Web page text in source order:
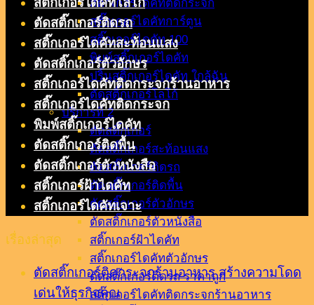
สติ๊กเกอร์ไดคัทติดกระจก
สติ๊กเกอร์ไดคัทการ์ตูน
สติ๊กเกอร์ไดคัท 100
พิมพ์สติ๊กเกอร์ไดคัท
ปริ้นสติ๊กเกอร์ไดคัท ใกล้ฉัน
ตัดสติ๊กเกอร์โลโก้
บริการที่ 2
ตัดสติ๊กเกอร์
ตัดสติ๊กเกอร์สะท้อนแสง
ตัดสติ๊กเกอร์ติดรถ
ตัดสติ๊กเกอร์ติดพื้น
ตัดสติ๊กเกอร์ตัวอักษร
ตัดสติ๊กเกอร์ตัวหนังสือ
สติ๊กเกอร์ฝ้าไดคัท
สติ๊กเกอร์ไดคัทตัวอักษร
ตัดสติ๊กเกอร์ติดรถ ราคาถูก
สติ๊กเกอร์ไดคัทติดกระจกร้านอาหาร
ตัดสติ๊กเกอร์ติดรถ
สติ๊กเกอร์ไดคัทสะท้อนแสง
ตัดสติ๊กเกอร์ตัวอักษร
สติ๊กเกอร์ไดคัทติดกระจกร้านอาหาร
สติ๊กเกอร์ไดคัทติดกระจก
พิมพ์สติ๊กเกอร์ไดคัท
ตัดสติ๊กเกอร์ติดพื้น
ตัดสติ๊กเกอร์ตัวหนังสือ
สติ๊กเกอร์ฝ้าไดคัท
สติ๊กเกอร์ไดคัทเจาะ
เรื่องล่าสุด
ตัดสติ๊กเกอร์ติดกระจกร้านอาหาร สร้างความโดด
เด่นให้ธุรกิจคุณ